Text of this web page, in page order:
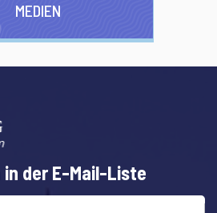
MEDIEN
in der E-Mail-Liste